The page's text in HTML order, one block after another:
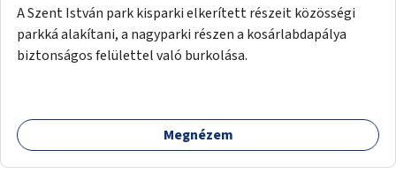
A Szent István park kisparki elkerített részeit közösségi
parkká alakítani, a nagyparki részen a kosárlabdapálya
biztonságos felülettel való burkolása.
Megnézem